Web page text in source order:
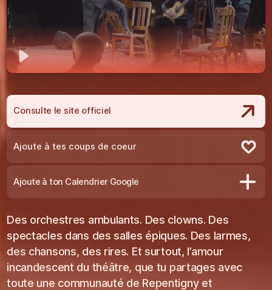
Consulte le site officiel
Ajoute à tes coups de coeur
Ajoute à ton Calendrier Google
Des orchestres ambulants. Des clowns. Des
spectacles dans des salles épiques. Des larmes,
des chansons, des rires. Et surtout, l’amour
incandescent du théâtre, que tu partages avec
toute une communauté de Repentigny et